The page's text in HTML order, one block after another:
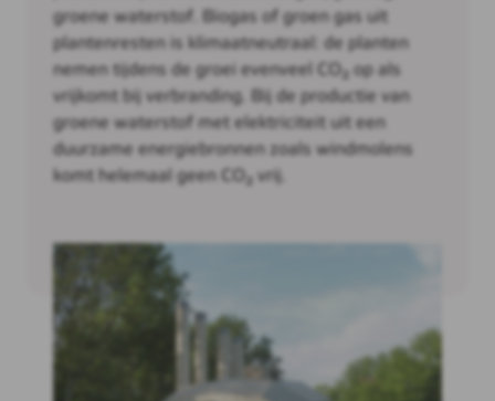
groene waterstof. Biogas of groen gas uit
plantenresten is klimaatneutraal: de planten
nemen tijdens de groei evenveel CO₂ op als
vrijkomt bij verbranding. Bij de productie van
groene waterstof met elektriciteit uit een
duurzame energiebronnen zoals windmolens
komt helemaal geen CO₂ vrij.